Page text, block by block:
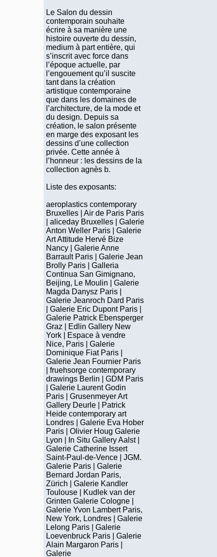
Le Salon du dessin
contemporain souhaite
écrire à sa manière une
histoire ouverte du dessin,
medium à part entière, qui
s’inscrit avec force dans
l’époque actuelle, par
l’engouement qu’il suscite
tant dans la création
artistique contemporaine
que dans les domaines de
l’architecture, de la mode et
du design. Depuis sa
création, le salon présente
en marge des exposant les
dessins d’une collection
privée. Cette année à
l’honneur : les dessins de la
collection agnès b.
Liste des exposants:
aeroplastics contemporary
Bruxelles | Air de Paris Paris
| aliceday Bruxelles | Galerie
Anton Weller Paris | Galerie
Art Attitude Hervé Bize
Nancy | Galerie Anne
Barrault Paris | Galerie Jean
Brolly Paris | Galleria
Continua San Gimignano,
Beijing, Le Moulin | Galerie
Magda Danysz Paris |
Galerie Jeanroch Dard Paris
| Galerie Eric Dupont Paris |
Galerie Patrick Ebensperger
Graz | Edlin Gallery New
York | Espace à vendre
Nice, Paris | Galerie
Dominique Fiat Paris |
Galerie Jean Fournier Paris
| fruehsorge contemporary
drawings Berlin | GDM Paris
| Galerie Laurent Godin
Paris | Grusenmeyer Art
Gallery Deurle | Patrick
Heide contemporary art
Londres | Galerie Eva Hober
Paris | Olivier Houg Galerie
Lyon | In Situ Gallery Aalst |
Galerie Catherine Issert
Saint-Paul-de-Vence | JGM.
Galerie Paris | Galerie
Bernard Jordan Paris,
Zürich | Galerie Kandler
Toulouse | Kudlek van der
Grinten Galerie Cologne |
Galerie Yvon Lambert Paris,
New York, Londres | Galerie
Lelong Paris | Galerie
Loevenbruck Paris | Galerie
Alain Margaron Paris |
Galerie